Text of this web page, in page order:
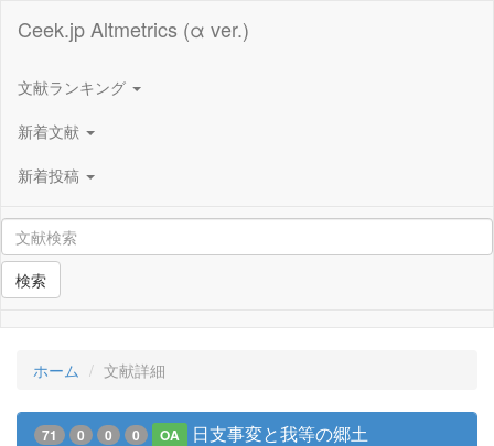
Ceek.jp Altmetrics (α ver.)
文献ランキング
新着文献
新着投稿
検索
ホーム 文献詳細
71 0 0 0 OA 日支事変と我等の郷土